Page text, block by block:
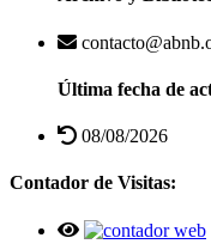
Última fecha de
08/08/2026
Contador de Visitas: